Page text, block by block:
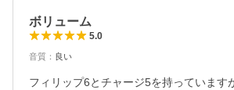
ボリューム
5.0
音質 ： 良い
フィリップ6とチャージ5を持っています